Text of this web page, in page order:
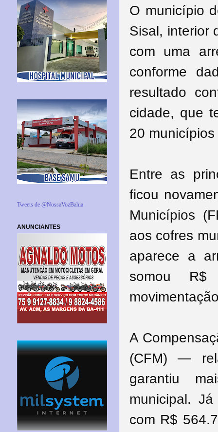
O município
Sisal, interior
com uma
conforme
resultado
cidade, que
20
Entre as
ficou
Municípios
aos cofres
aparece a
somou R$
A
(CFM) —
garantiu
municipal.
com R$
Tweets de @NossaVozBahia
ANUNCIANTES